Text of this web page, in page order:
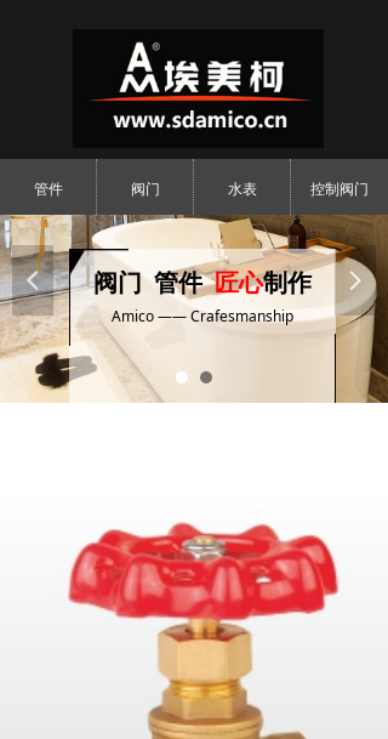
阀门 管件匠心制作
Amico —— Crafesmanship
넳 넲
管件 阀门 水表 控制阀门